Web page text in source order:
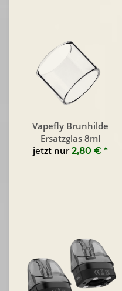
Vapefly Brunhilde
Ersatzglas 8ml
jetzt nur2,80 € *